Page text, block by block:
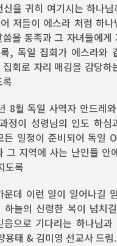
신을 귀히 여기시는 하나
저들이 에스라 처럼 하
씀을 동족과 그 자녀들에게
, 독일 집회가 에스라와
집회로 자리 매김을 감당하
록
8월 독일 사역자 안드레
정이 성령님의 인도 하심
든 일정이 준비되어 독일
그 지역에 사는 난민들 안
도록
운데 이런 일이 일어나길
하늘의 신령한 복이 넘치
음으로 기다리는 하나님과
용태 & 김미영 선교사 드림.